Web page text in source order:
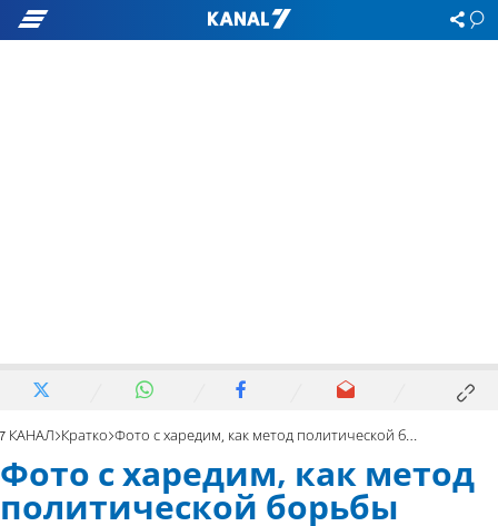
7 КАНАЛ Кратко Фото с харедим, как метод политической борьбы
Фото с харедим, как метод
политической борьбы